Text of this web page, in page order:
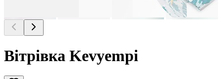
Вітрівка Kevyempi